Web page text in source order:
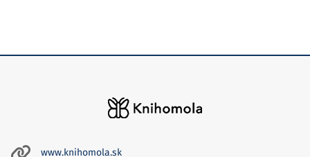
www.knihomola.sk